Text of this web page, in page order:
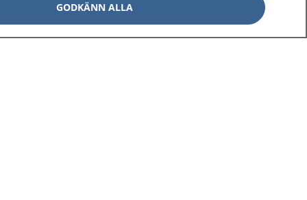
GODKÄNN ALLA